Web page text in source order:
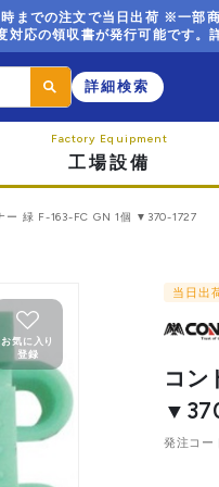
までの注文で当日出荷 ※一部商
対応の領収書が発行可能です。
詳細検索
工場設備
ー 緑 F-163-FC GN 1個 ▼370-1727
お気に入り
登録
当日出
コン
発注コー